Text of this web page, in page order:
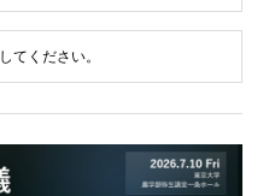
してください。